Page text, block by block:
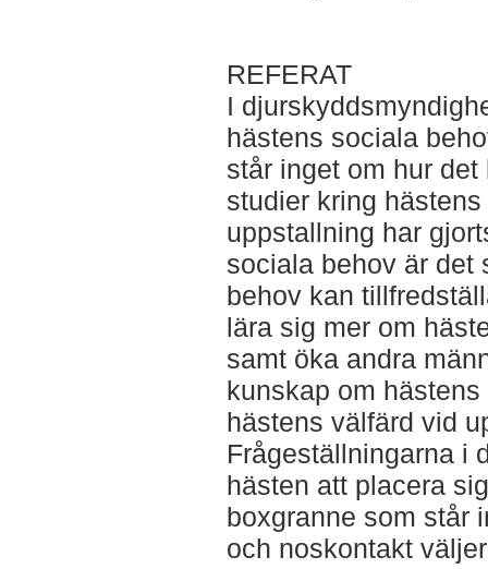
REFERAT
I
hästens sociala
står inget om hur
studier kring
uppstallning har
sociala behov är det
behov kan
lära sig mer om
samt öka andra
kunskap om
hästens välfärd vid
Frågeställningarna i
hästen att placera
boxgranne som står
och noskontakt